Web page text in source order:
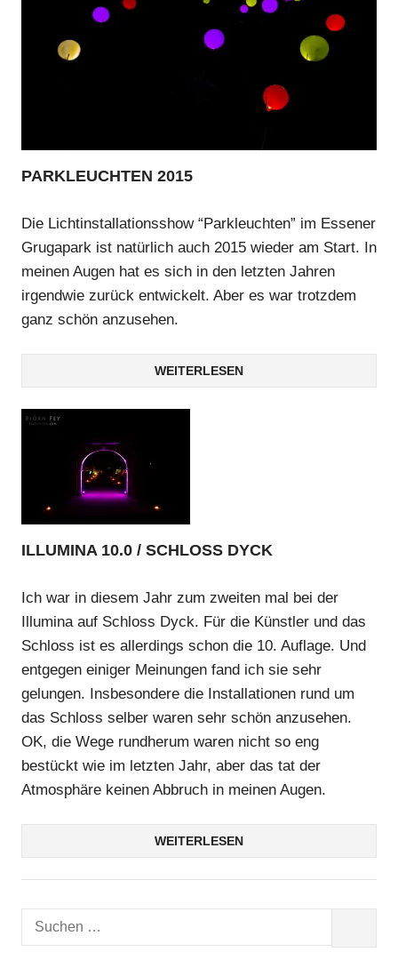
PARKLEUCHTEN 2015
Die Lichtinstallationsshow “Parkleuchten” im Essener
Grugapark ist natürlich auch 2015 wieder am Start. In
meinen Augen hat es sich in den letzten Jahren
irgendwie zurück entwickelt. Aber es war trotzdem
ganz schön anzusehen.
WEITERLESEN
ILLUMINA 10.0 / SCHLOSS DYCK
Ich war in diesem Jahr zum zweiten mal bei der
Illumina auf Schloss Dyck. Für die Künstler und das
Schloss ist es allerdings schon die 10. Auflage. Und
entgegen einiger Meinungen fand ich sie sehr
gelungen. Insbesondere die Installationen rund um
das Schloss selber waren sehr schön anzusehen.
OK, die Wege rundherum waren nicht so eng
bestückt wie im letzten Jahr, aber das tat der
Atmosphäre keinen Abbruch in meinen Augen.
WEITERLESEN
Suchen